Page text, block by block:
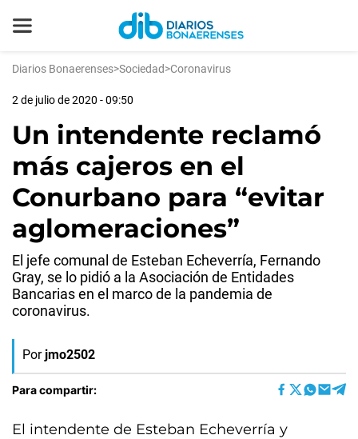
Diarios Bonaerenses>Sociedad>Coronavirus
2 de julio de 2020 - 09:50
Un intendente reclamó
más cajeros en el
Conurbano para “evitar
aglomeraciones”
El jefe comunal de Esteban Echeverría, Fernando
Gray, se lo pidió a la Asociación de Entidades
Bancarias en el marco de la pandemia de
coronavirus.
Por jmo2502
Para compartir:
El intendente de Esteban Echeverría y